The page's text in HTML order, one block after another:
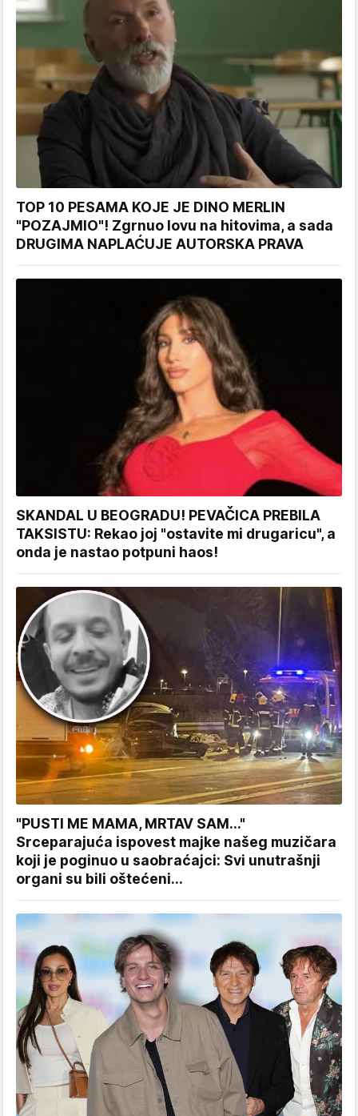
TOP 10 PESAMA KOJE JE DINO MERLIN
"POZAJMIO"! Zgrnuo lovu na hitovima, a sada
DRUGIMA NAPLAĆUJE AUTORSKA PRAVA
SKANDAL U BEOGRADU! PEVAČICA PREBILA
TAKSISTU: Rekao joj "ostavite mi drugaricu", a
onda je nastao potpuni haos!
"PUSTI ME MAMA, MRTAV SAM..."
Srceparajuća ispovest majke našeg muzičara
koji je poginuo u saobraćajci: Svi unutrašnji
organi su bili oštećeni...